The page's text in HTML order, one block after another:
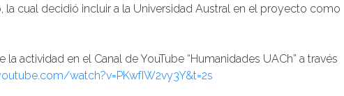
la cual decidió incluir a la Universidad Austral en el proyecto como
actividad en el Canal de YouTube “Humanidades UACh” a través
watch?v=PKwfIW2vy3Y&t=2s